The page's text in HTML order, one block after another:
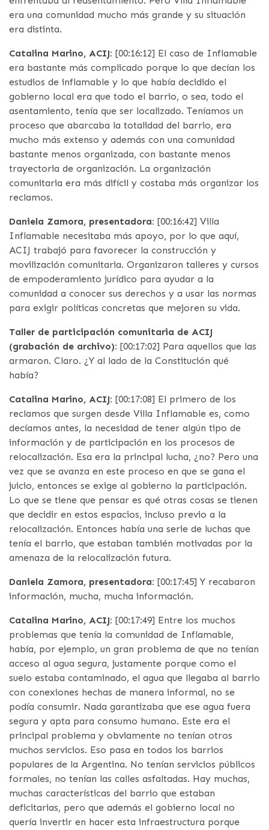
era una comunidad mucho más grande y su situación
era distinta.
Catalina Marino, ACIJ: [00:16:12] El caso de Inflamable
era bastante más complicado porque lo que decían los
estudios de inflamable y lo que había decidido el
gobierno local era que todo el barrio, o sea, todo el
asentamiento, tenía que ser localizado. Teníamos un
proceso que abarcaba la totalidad del barrio, era
mucho más extenso y además con una comunidad
bastante menos organizada, con bastante menos
trayectoria de organización. La organización
comunitaria era más difícil y costaba más organizar los
reclamos.
Daniela Zamora, presentadora: [00:16:42] Villa
Inflamable necesitaba más apoyo, por lo que aquí,
ACIJ trabajó para favorecer la construcción y
movilización comunitaria. Organizaron talleres y cursos
de empoderamiento jurídico para ayudar a la
comunidad a conocer sus derechos y a usar las normas
para exigir políticas concretas que mejoren su vida.
Taller de participación comunitaria de ACIJ
(grabación de archivo): [00:17:02] Para aquellos que las
armaron. Claro. ¿Y al lado de la Constitución qué
había?
Catalina Marino, ACIJ: [00:17:08] El primero de los
reclamos que surgen desde Villa Inflamable es, como
decíamos antes, la necesidad de tener algún tipo de
información y de participación en los procesos de
relocalización. Esa era la principal lucha, ¿no? Pero una
vez que se avanza en este proceso en que se gana el
juicio, entonces se exige al gobierno la participación.
Lo que se tiene que pensar es qué otras cosas se tienen
que decidir en estos espacios, incluso previo a la
relocalización. Entonces había una serie de luchas que
tenía el barrio, que estaban también motivadas por la
amenaza de la relocalización futura.
Daniela Zamora, presentadora: [00:17:45] Y recabaron
información, mucha, mucha información.
Catalina Marino, ACIJ: [00:17:49] Entre los muchos
problemas que tenía la comunidad de Inflamable,
había, por ejemplo, un gran problema de que no tenían
acceso al agua segura, justamente porque como el
suelo estaba contaminado, el agua que llegaba al barrio
con conexiones hechas de manera informal, no se
podía consumir. Nada garantizaba que ese agua fuera
segura y apta para consumo humano. Este era el
principal problema y obviamente no tenían otros
muchos servicios. Eso pasa en todos los barrios
populares de la Argentina. No tenían servicios públicos
formales, no tenían las calles asfaltadas. Hay muchas,
muchas características del barrio que estaban
deficitarias, pero que además el gobierno local no
quería invertir en hacer esta infraestructura porque